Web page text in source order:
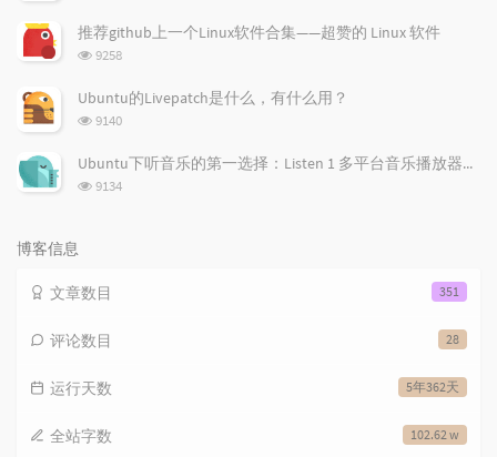
次
数:
推荐github上一个Linux软件合集——超赞的 Linux 软件
浏
次
9258
Ubuntu的Livepatch是什么，有什么用？
浏
次
9140
Ubuntu下听音乐的第一选择：Listen 1 多平台音乐播放器，所有免费音乐一应俱全！
浏
9134
博客信息
351
文章数目
28
评论数目
5年362天
运行天数
102.62 w
全站字数